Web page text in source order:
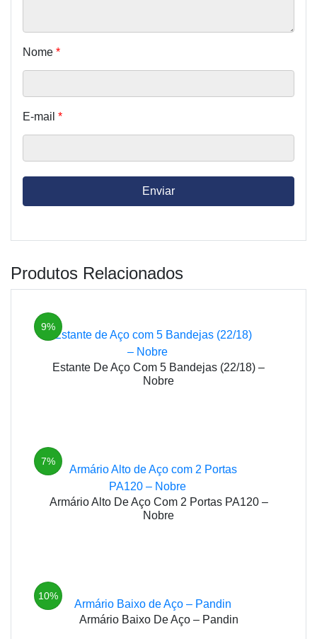
Nome *
E-mail *
Produtos Relacionados
9%
Estante De Aço Com 5 Bandejas (22/18) –
Nobre
7%
Armário Alto De Aço Com 2 Portas PA120 –
Nobre
10%
Armário Baixo De Aço – Pandin